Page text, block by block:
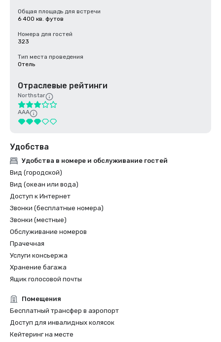
Общая площадь для встречи
6 400 кв. футов
Номера для гостей
323
Тип места проведения
Отель
Отраслевые рейтинги
Northstar
AAA
Удобства
Удобства в номере и обслуживание гостей
Вид (городской)
Вид (океан или вода)
Доступ к Интернет
Звонки (бесплатные номера)
Звонки (местные)
Обслуживание номеров
Прачечная
Услуги консьержа
Хранение багажа
Ящик голосовой почты
Помещения
Бесплатный трансфер в аэропорт
Доступ для инвалидных колясок
Кейтеринг на месте